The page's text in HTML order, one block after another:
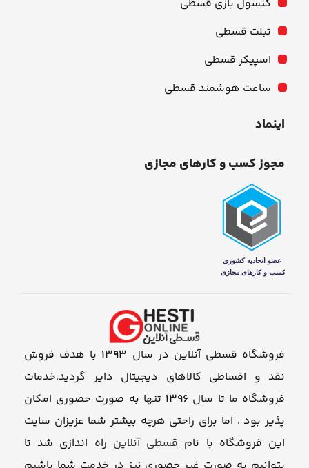
کنسول بازی قسطی
تبلت قسطی
اسپیکر قسطی
ساعت هوشمند قسطی
اینماد
مجوز کسب و کارهای مجازی
فروشگاه قسطی آنلاین در سال 1393 با هدف فروش
نقد و اقساطی کالاهای دیجیتال دایر گردید.خدمات
فروشگاه ما تا سال 1396 تنها به صورت حضوری امکان
پذیر بود ، اما برای راحتی هرچه بیشتر شما عزیزان سایت
این فروشگاه با نامقسطی آنلاین راه اندازی شد تا